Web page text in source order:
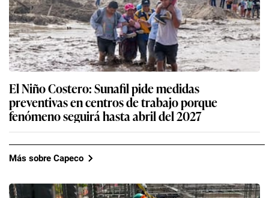
El Niño Costero: Sunafil pide medidas
preventivas en centros de trabajo porque
fenómeno seguirá hasta abril del 2027
Más sobre Capeco